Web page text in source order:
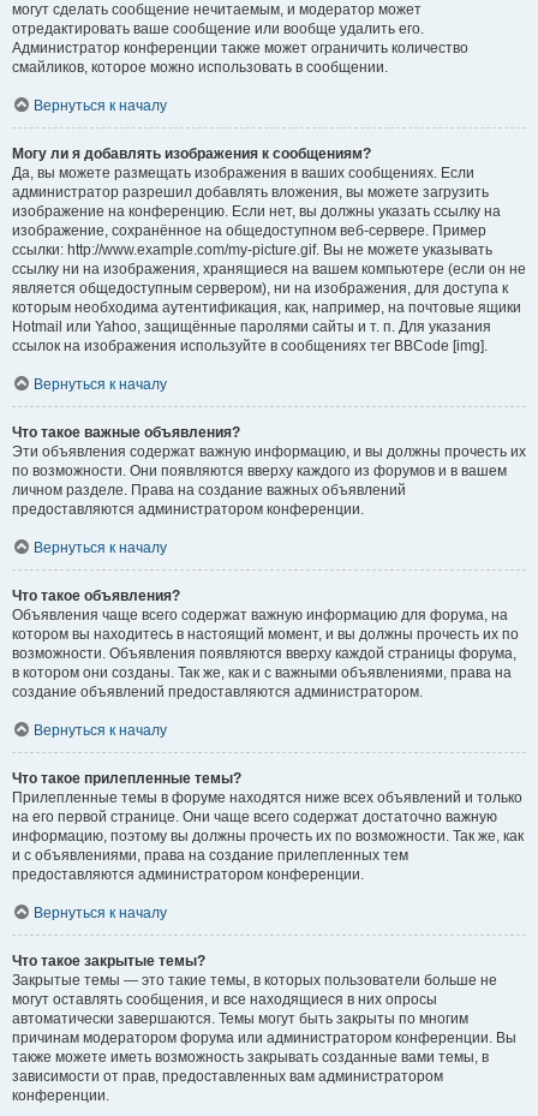
могут сделать сообщение нечитаемым, и модератор может
отредактировать ваше сообщение или вообще удалить его.
Администратор конференции также может ограничить количество
смайликов, которое можно использовать в сообщении.
Вернуться к началу
Могу ли я добавлять изображения к сообщениям?
Да, вы можете размещать изображения в ваших сообщениях. Если
администратор разрешил добавлять вложения, вы можете загрузить
изображение на конференцию. Если нет, вы должны указать ссылку на
изображение, сохранённое на общедоступном веб-сервере. Пример
ссылки: http://www.example.com/my-picture.gif. Вы не можете указывать
ссылку ни на изображения, хранящиеся на вашем компьютере (если он не
является общедоступным сервером), ни на изображения, для доступа к
которым необходима аутентификация, как, например, на почтовые ящики
Hotmail или Yahoo, защищённые паролями сайты и т. п. Для указания
ссылок на изображения используйте в сообщениях тег BBCode [img].
Вернуться к началу
Что такое важные объявления?
Эти объявления содержат важную информацию, и вы должны прочесть их
по возможности. Они появляются вверху каждого из форумов и в вашем
личном разделе. Права на создание важных объявлений
предоставляются администратором конференции.
Вернуться к началу
Что такое объявления?
Объявления чаще всего содержат важную информацию для форума, на
котором вы находитесь в настоящий момент, и вы должны прочесть их по
возможности. Объявления появляются вверху каждой страницы форума,
в котором они созданы. Так же, как и с важными объявлениями, права на
создание объявлений предоставляются администратором.
Вернуться к началу
Что такое прилепленные темы?
Прилепленные темы в форуме находятся ниже всех объявлений и только
на его первой странице. Они чаще всего содержат достаточно важную
информацию, поэтому вы должны прочесть их по возможности. Так же, как
и с объявлениями, права на создание прилепленных тем
предоставляются администратором конференции.
Вернуться к началу
Что такое закрытые темы?
Закрытые темы — это такие темы, в которых пользователи больше не
могут оставлять сообщения, и все находящиеся в них опросы
автоматически завершаются. Темы могут быть закрыты по многим
причинам модератором форума или администратором конференции. Вы
также можете иметь возможность закрывать созданные вами темы, в
зависимости от прав, предоставленных вам администратором
конференции.